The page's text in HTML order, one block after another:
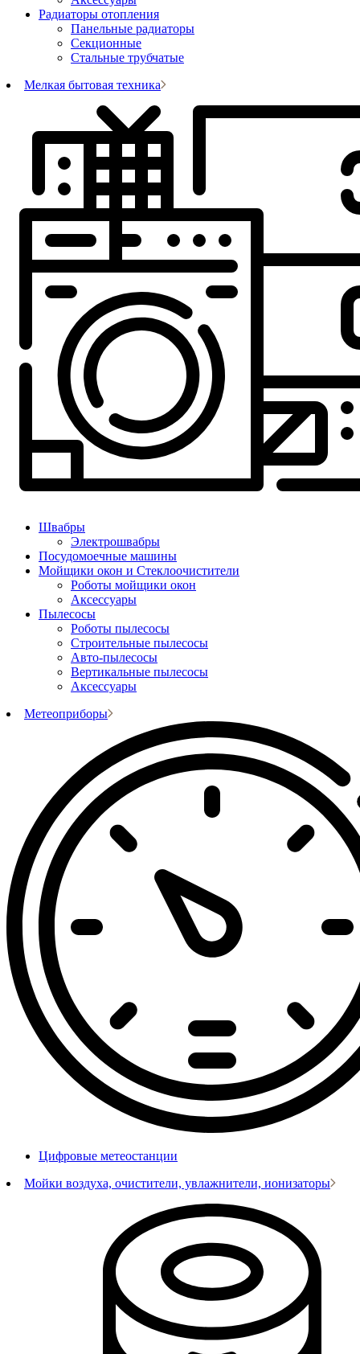
Радиаторы отопления
Панельные радиаторы
Секционные
Стальные трубчатые
Мелкая бытовая техника
Швабры
Электрошвабры
Посудомоечные машины
Мойщики окон и Стеклоочистители
Роботы мойщики окон
Аксессуары
Пылесосы
Роботы пылесосы
Строительные пылесосы
Авто-пылесосы
Вертикальные пылесосы
Аксессуары
Метеоприборы
Цифровые метеостанции
Мойки воздуха, очистители, увлажнители, ионизаторы